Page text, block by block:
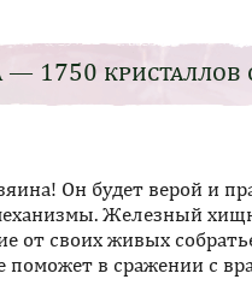
— 1750 кристаллов
Он будет верой и
Железный
от своих живых
поможет в сражении с